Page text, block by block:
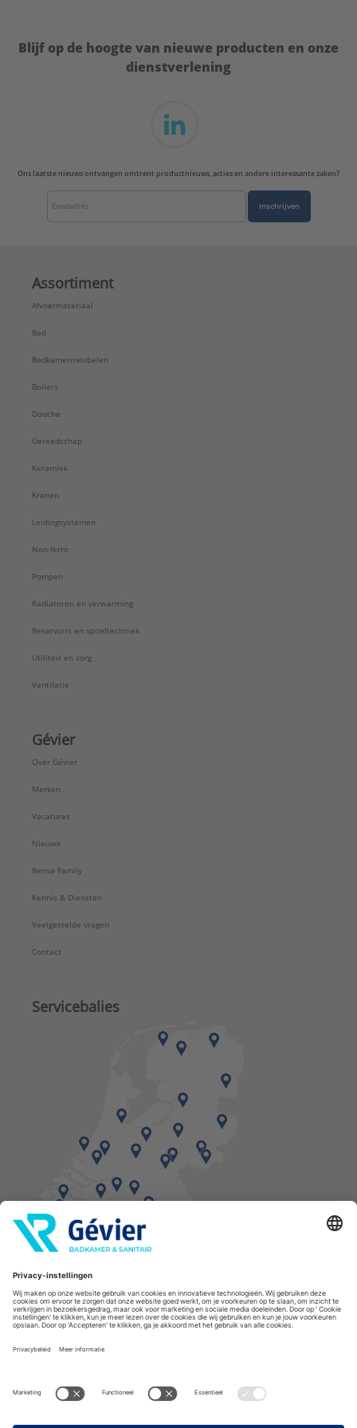
Wandruwheid: 0 mm
0,31 l/m
Blijf op de hoogte van nieuwe producten en onze
dienstverlening
Ons laatste nieuws ontvangen omtrent productnieuws, acties en andere interessante zaken?
Inschrijven
Assortiment
Afvoermateriaal
Bad
Badkamermeubelen
Boilers
Douche
Gereedschap
Keramiek
Kranen
Leidingsystemen
Non-ferro
Pompen
Radiatoren en verwarming
Reservoirs en spoeltechniek
Utiliteit en zorg
Ventilatie
Gévier
Over Gévier
Merken
Vacatures
Nieuws
Rensa Family
Kennis & Diensten
Veelgestelde vragen
Contact
Servicebalies
Vind een balie in de buurt
* Bestellingen geplaatst in het weekend worden, mits voorradig, dinsdag geleverd.
Cookies
Algemene voorwaarden